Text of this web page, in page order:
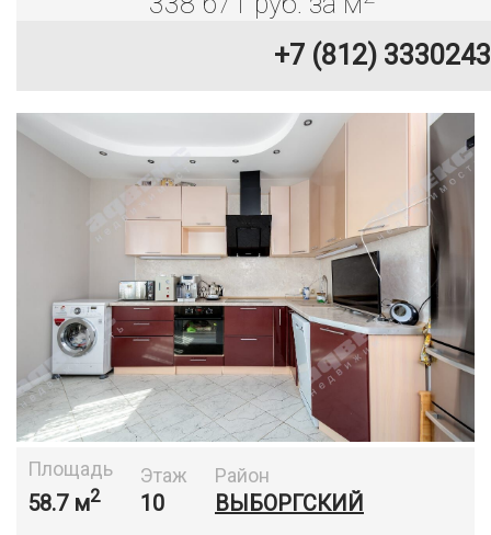
+7 (812) 3330243
Площадь
58.7 м2
Этаж
10
Район
ВЫБОРГСКИЙ